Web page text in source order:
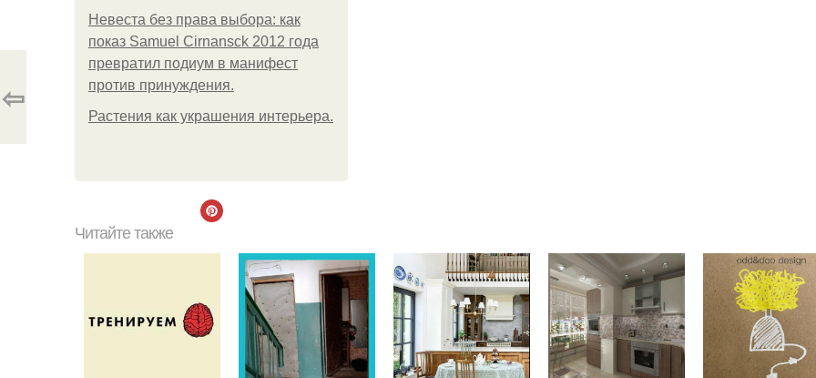
Невеста без права выбора: как
показ Samuel Cirnansck 2012 года
превратил подиум в манифест
против принуждения.
Растения как украшения интерьера.
⇦
Читайте также